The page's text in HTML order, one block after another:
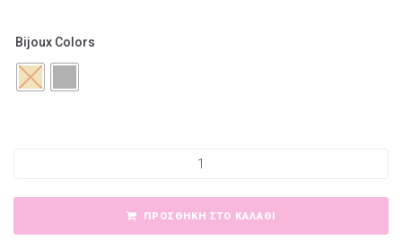
Bijoux Colors
ΠΡΟΣΘΉΚΗ ΣΤΟ ΚΑΛΆΘΙ